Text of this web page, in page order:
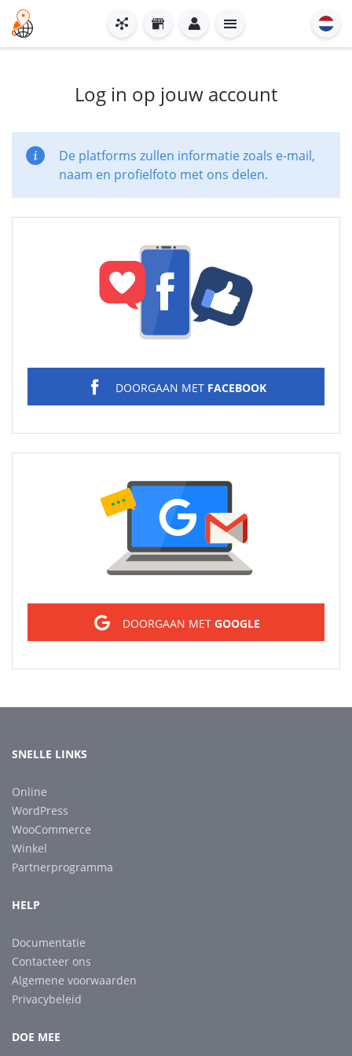
Log in op jouw account
De platforms zullen informatie zoals e-mail,
naam en profielfoto met ons delen.
DOORGAAN MET FACEBOOK
DOORGAAN MET GOOGLE
SNELLE LINKS
Online
WordPress
WooCommerce
Winkel
Partnerprogramma
HELP
Documentatie
Contacteer ons
Algemene voorwaarden
Privacybeleid
DOE MEE